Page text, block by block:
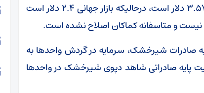
به گفته وی، قیمت کنونی پایه صادرات شیرخشک ۳.۵۷ دلار است، درحالیکه بازار جهانی ۲.۴ دلار است
نیست و متاسفانه کماکان اصلاح نشده است.
صادرات شیرخشک، سرمایه در گردش واحدها به
پایه صادراتی شاهد دپوی شیرخشک در واحدها